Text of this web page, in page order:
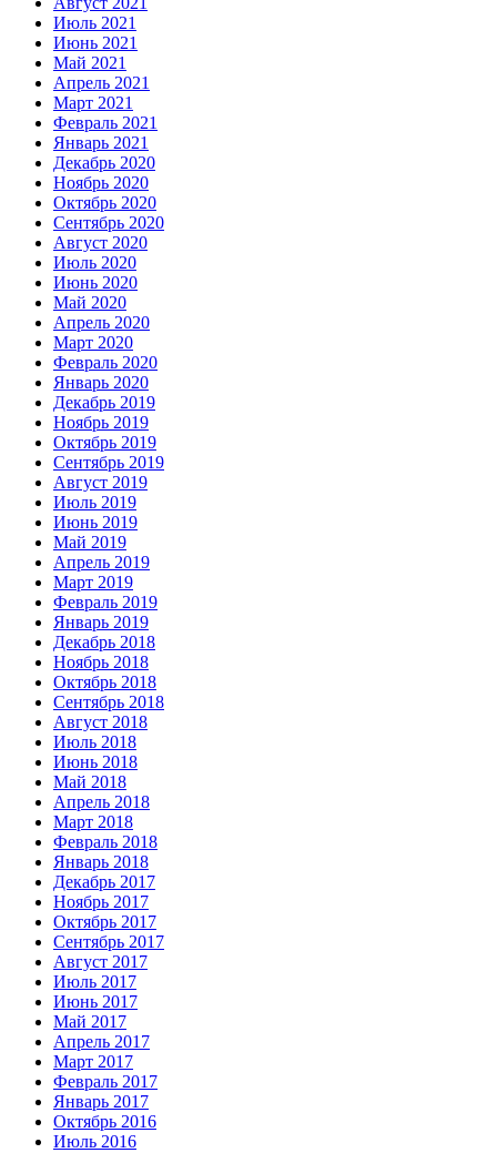
Июль 2021
Июнь 2021
Май 2021
Апрель 2021
Март 2021
Февраль 2021
Январь 2021
Декабрь 2020
Ноябрь 2020
Октябрь 2020
Сентябрь 2020
Август 2020
Июль 2020
Июнь 2020
Май 2020
Апрель 2020
Март 2020
Февраль 2020
Январь 2020
Декабрь 2019
Ноябрь 2019
Октябрь 2019
Сентябрь 2019
Август 2019
Июль 2019
Июнь 2019
Май 2019
Апрель 2019
Март 2019
Февраль 2019
Январь 2019
Декабрь 2018
Ноябрь 2018
Октябрь 2018
Сентябрь 2018
Август 2018
Июль 2018
Июнь 2018
Май 2018
Апрель 2018
Март 2018
Февраль 2018
Январь 2018
Декабрь 2017
Ноябрь 2017
Октябрь 2017
Сентябрь 2017
Август 2017
Июль 2017
Июнь 2017
Май 2017
Апрель 2017
Март 2017
Февраль 2017
Январь 2017
Октябрь 2016
Июль 2016